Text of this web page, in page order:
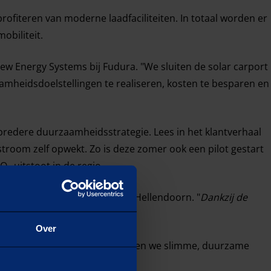
Over
van moderne laadfaciliteiten. In totaal worden er
Energy Systems bij Fudura. "We sluiten de solar carport
te realiseren, kosten te besparen en
duurzaamheidsstrategie. Lees in het klantverhaal
zelf opwekt. Zo is deze zomer ook een pilot gestart
uitstoot in de regio.
directie van Avonturenpark Hellendoorn. "Dankzij de
bieden."
bedrijven. Samen realiseren we slimme, duurzame
verrijken.